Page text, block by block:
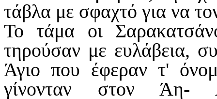
τάβλα με σφαχτό για να
Το τάμα οι
τηρούσαν με ευλάβεια,
Άγιο που έφεραν τ'
γίνονταν στον Άη-